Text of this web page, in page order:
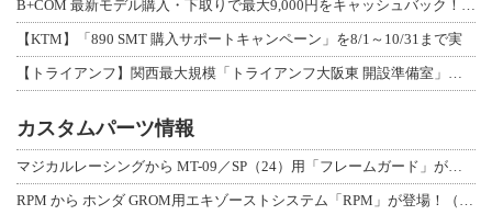
【KTM】「890 SMT 購入サポートキャンペーン」を8/1～10/31まで実
カスタムパーツ情報